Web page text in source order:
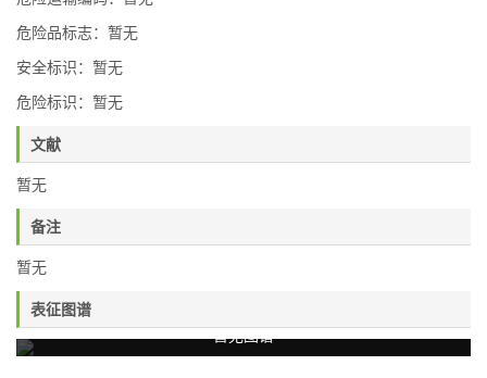
危险品标志：暂无
安全标识：暂无
危险标识：暂无
文献
暂无
备注
暂无
表征图谱
暂无图谱